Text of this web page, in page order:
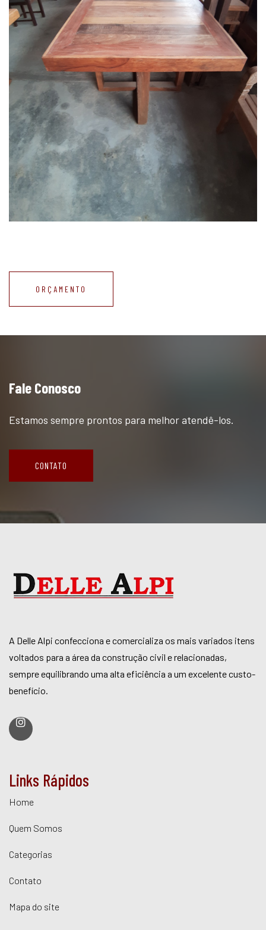
ORÇAMENTO
Fale Conosco
Estamos sempre prontos para melhor atendê-los.
CONTATO
A Delle Alpi confecciona e comercializa os mais variados itens
voltados para a área da construção civil e relacionadas,
sempre equilibrando uma alta eficiência a um excelente custo-
benefício.
Links Rápidos
Home
Quem Somos
Categorias
Contato
Mapa do site